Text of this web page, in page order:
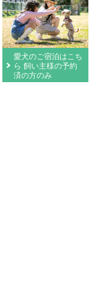
愛犬のご宿泊はこち
ら 飼い主様の予約
済の方のみ